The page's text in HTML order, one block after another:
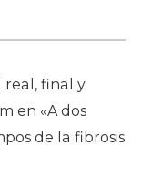
real, final y
en «A dos
de la fibrosis